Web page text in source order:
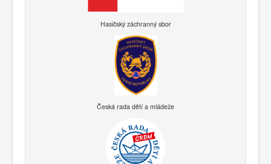
Hasičský záchranný sbor
Česká rada dětí a mládeže